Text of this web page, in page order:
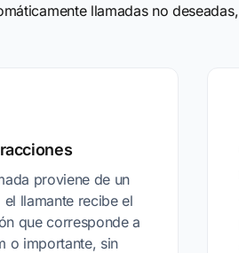
llamadas no
proviene de un
llamante recibe el
que corresponde a
o importante, sin